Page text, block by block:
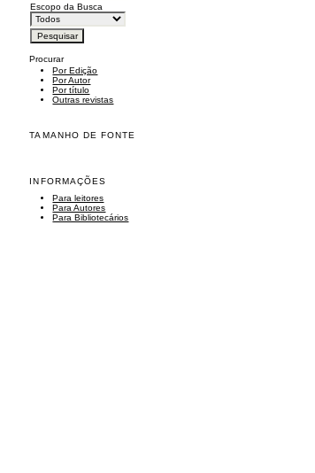
Escopo da Busca
Procurar
Por Edição
Por Autor
Por título
Outras revistas
TAMANHO DE FONTE
INFORMAÇÕES
Para leitores
Para Autores
Para Bibliotecários